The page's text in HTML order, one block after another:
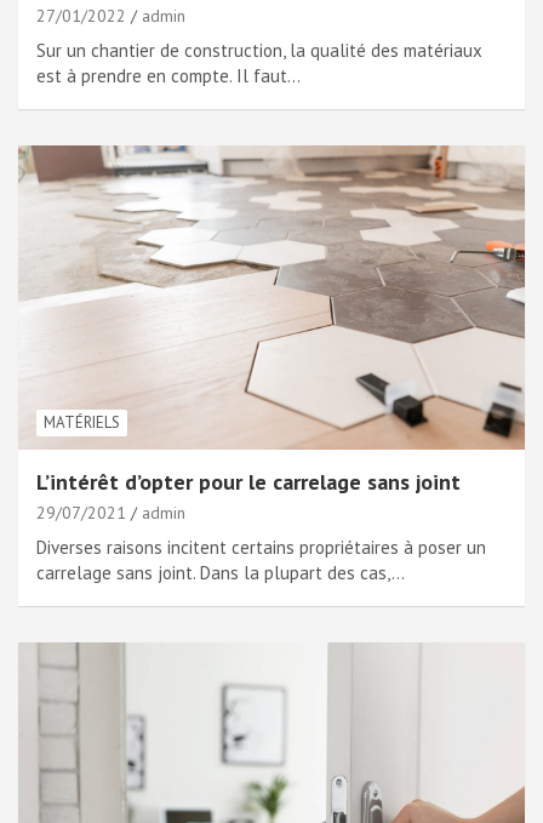
27/01/2022 admin
Sur un chantier de construction, la qualité des matériaux
est à prendre en compte. Il faut…
MATÉRIELS
L’intérêt d’opter pour le carrelage sans joint
29/07/2021 admin
Diverses raisons incitent certains propriétaires à poser un
carrelage sans joint. Dans la plupart des cas,…